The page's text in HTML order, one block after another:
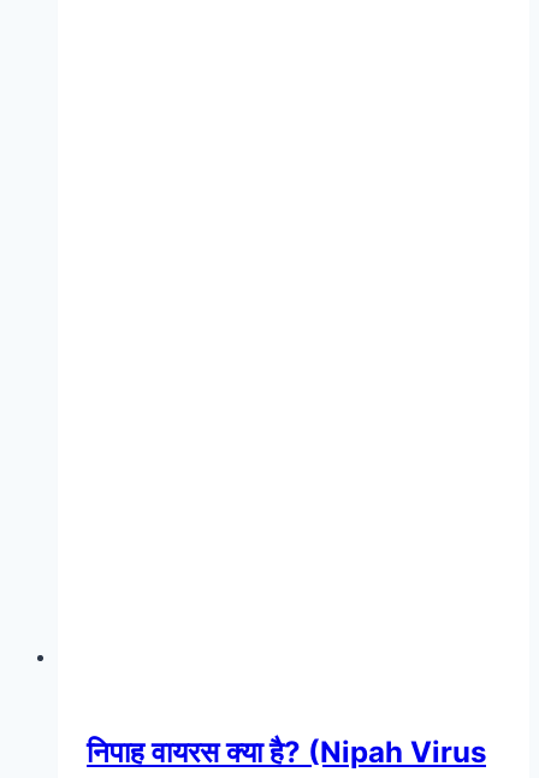
निपाह वायरस क्या है? (Nipah Virus